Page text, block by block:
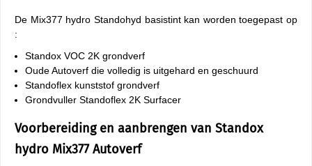
De Mix377 hydro Standohyd basistint kan worden toegepast op
:
Standox VOC 2K grondverf
Oude Autoverf die volledig is uitgehard en geschuurd
Standoflex kunststof grondverf
Grondvuller Standoflex 2K Surfacer
Voorbereiding en aanbrengen van Standox
hydro Mix377 Autoverf